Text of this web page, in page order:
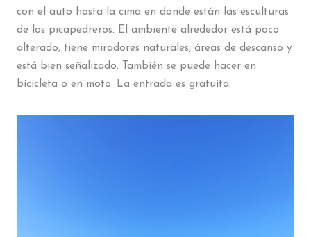
con el auto hasta la cima en donde están las esculturas
de los picapedreros. El ambiente alrededor está poco
alterado, tiene miradores naturales, áreas de descanso y
está bien señalizado. También se puede hacer en
bicicleta o en moto. La entrada es gratuita.